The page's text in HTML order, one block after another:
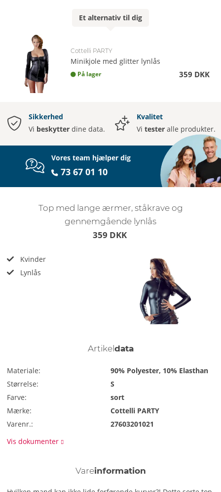
Et alternativ til dig
Cottelli PARTY
Minikjole med glitter lynlås
På lager 359 DKK
Sikkerhed
Vi beskytter dine data.
Kvalitet
Vi tester alle produkter.
Vores team hjælper dig
73 67 01 10
Top med lange ærmer, ståkrave og
gennemgående lynlås
359 DKK
Kvinder
Lynlås
Artikel data
Materiale:
90% Polyester, 10% Elasthan
Størrelse:
S
Farve:
sort
Mærke:
Cottelli PARTY
Varenr.:
27603201021
Vis dokumenter
Vareinformation